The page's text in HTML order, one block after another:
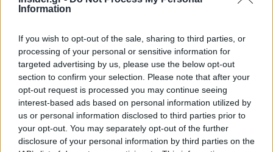
Information
If you wish to opt-out of the sale, sharing to third parties, or
processing of your personal or sensitive information for
targeted advertising by us, please use the below opt-out
section to confirm your selection. Please note that after your
opt-out request is processed you may continue seeing
interest-based ads based on personal information utilized by
us or personal information disclosed to third parties prior to
your opt-out. You may separately opt-out of the further
disclosure of your personal information by third parties on the
την όρεξη για μετοχές τσιπ διαφαίνεται αργότερα
κολοσσόςSK Hynixθα κάνει την εισαγωγή του
στις ΗΠΑ και θα ξεκινήσει να διαπραγματεύεται
στοNasdaq.
Παράλληλα, οι τιμέςτου πετρελαίου αυξήθηκαν
την Τρίτημετά τοαμερικανικό μπλόκοστις
πωλήσεις ιρανικού «μαύρου χρυσού» εξαιτίας